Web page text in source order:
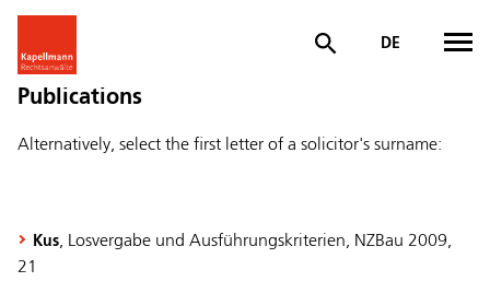
DE
Publications
Alternatively, select the first letter of a solicitor's surname:
Kus, Losvergabe und Ausführungskriterien, NZBau 2009,
21